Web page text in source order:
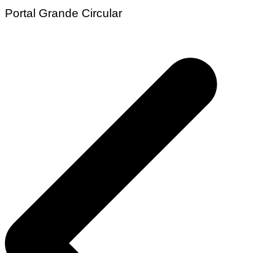
Portal Grande Circular